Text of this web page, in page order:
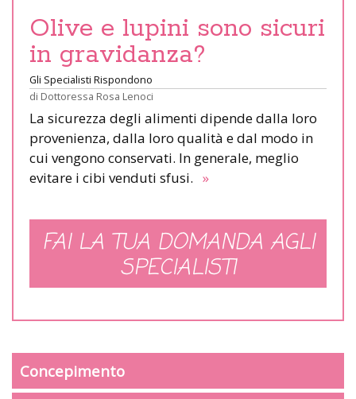
Olive e lupini sono sicuri
in gravidanza?
Gli Specialisti Rispondono
di Dottoressa Rosa Lenoci
La sicurezza degli alimenti dipende dalla loro
provenienza, dalla loro qualità e dal modo in
cui vengono conservati. In generale, meglio
evitare i cibi venduti sfusi. »
FAI LA TUA DOMANDA AGLI
SPECIALISTI
Concepimento